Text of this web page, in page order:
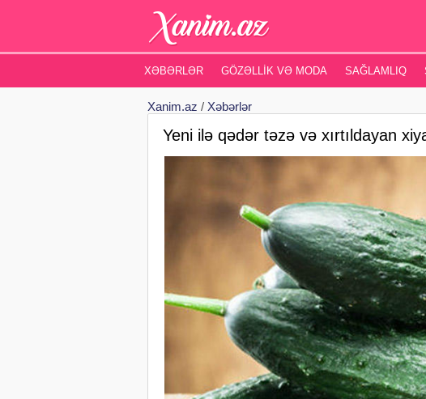
XƏBƏRLƏR GÖZƏLLIK VƏ MODA SAĞLAMLIQ
Xanim.az / Xəbərlər
Yeni ilə qədər təzə və xırtıldayan